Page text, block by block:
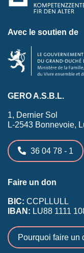
Avec le soutien de
GERO A.S.B.L.
1, Dernier Sol
L-2543 Bonnevoie,
36 04 78 - 1
Faire un don
BIC: CCPLLULL
IBAN: LU88 1111
Pourquoi faire un